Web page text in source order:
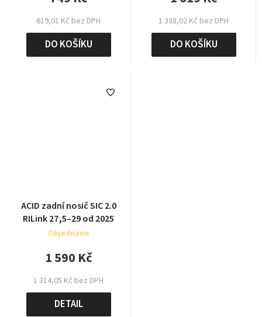
619,01 Kč bez DPH
DO KOŠÍKU
1 338,02 Kč bez DPH
DO KOŠÍKU
ACID zadní nosič SIC 2.0
RILink 27,5–29 od 2025
Objednáno
1 314,05 Kč bez DPH
1 590 Kč
DETAIL